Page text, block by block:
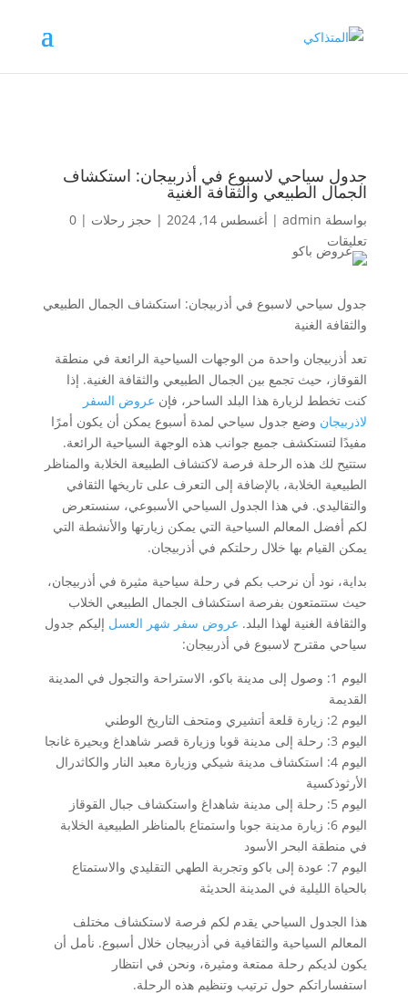
جدول سياحي لاسبوع في أذربيجان: استكشاف
الجمال الطبيعي والثقافة الغنية
بواسطة admin
| أغسطس 14, 2024 | حجز رحلات |
0
تعليقات
جدول سياحي لاسبوع في أذربيجان: استكشاف الجمال الطبيعي
والثقافة الغنية
تعد أذربيجان واحدة من الوجهات السياحية الرائعة في منطقة
القوقاز، حيث تجمع بين الجمال الطبيعي والثقافة الغنية. إذا
كنت تخطط لزيارة هذا البلد الساحر، فإن عروض السفر
لاذربيجان وضع جدول سياحي لمدة أسبوع يمكن أن يكون أمرًا
مفيدًا لتستكشف جميع جوانب هذه الوجهة السياحية الرائعة.
ستتيح لك هذه الرحلة فرصة لاكتشاف الطبيعة الخلابة والمناظر
الطبيعية الخلابة، بالإضافة إلى التعرف على تاريخها الثقافي
والتقاليدي. في هذا الجدول السياحي الأسبوعي، سنستعرض
لكم أفضل المعالم السياحية التي يمكن زيارتها والأنشطة التي
يمكن القيام بها خلال رحلتكم في أذربيجان.
بداية، نود أن نرحب بكم في رحلة سياحية مثيرة في أذربيجان،
حيث ستتمتعون بفرصة استكشاف الجمال الطبيعي الخلاب
والثقافة الغنية لهذا البلد. عروض سفر شهر العسل إليكم جدول
سياحي مقترح لاسبوع في أذربيجان:
اليوم 1: وصول إلى مدينة باكو، الاستراحة والتجول في المدينة
القديمة
اليوم 2: زيارة قلعة أتشيري ومتحف التاريخ الوطني
اليوم 3: رحلة إلى مدينة قوبا وزيارة قصر شاهداغ وبحيرة غانجا
اليوم 4: استكشاف مدينة شيكي وزيارة معبد النار والكاثدرال
الأرثوذكسية
اليوم 5: رحلة إلى مدينة شاهداغ واستكشاف جبال القوقاز
اليوم 6: زيارة مدينة جوبا واستمتاع بالمناظر الطبيعية الخلابة
في منطقة البحر الأسود
اليوم 7: عودة إلى باكو وتجربة الطهي التقليدي والاستمتاع
بالحياة الليلية في المدينة الحديثة
هذا الجدول السياحي يقدم لكم فرصة لاستكشاف مختلف
المعالم السياحية والثقافية في أذربيجان خلال أسبوع. نأمل أن
يكون لديكم رحلة ممتعة ومثيرة، ونحن في انتظار
استفساراتكم حول ترتيب وتنظيم هذه الرحلة.